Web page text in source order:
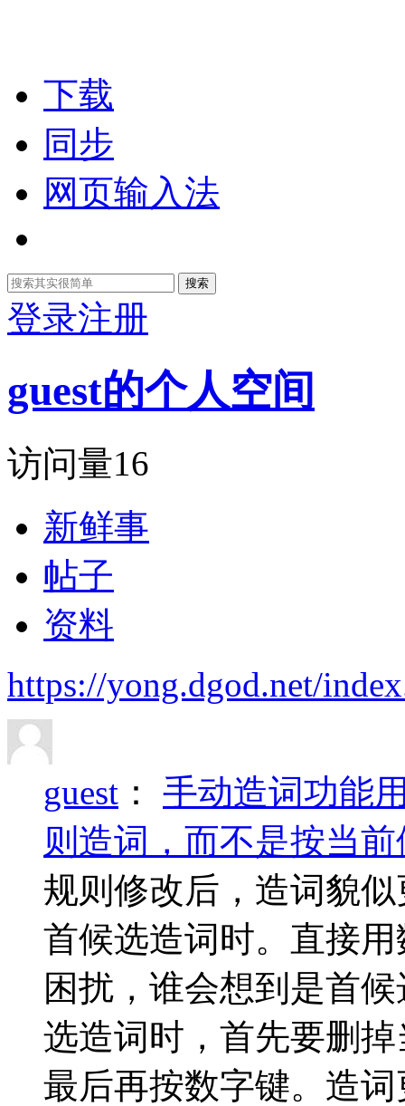
下载
同步
网页输入法
搜索
登录注册
guest的个人空间
访问量16
新鲜事
帖子
资料
https://yong.dgod.net/
guest ： 手动造词功能
则造词，而不是按当
规则修改后，造词貌
首候选造词时。直接
困扰，谁会想到是首
选造词时，首先要删
最后再按数字键。造